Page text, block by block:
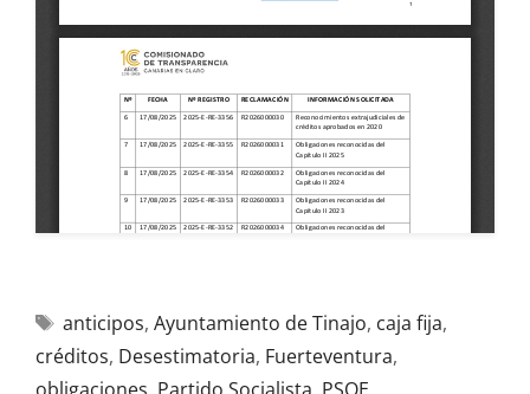
anticipos, Ayuntamiento de Tinajo, caja fija,
créditos, Desestimatoria, Fuerteventura,